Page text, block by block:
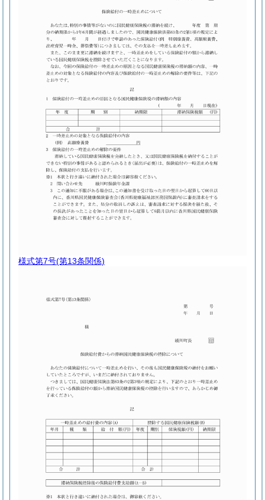
様式第7号(第13条関係)